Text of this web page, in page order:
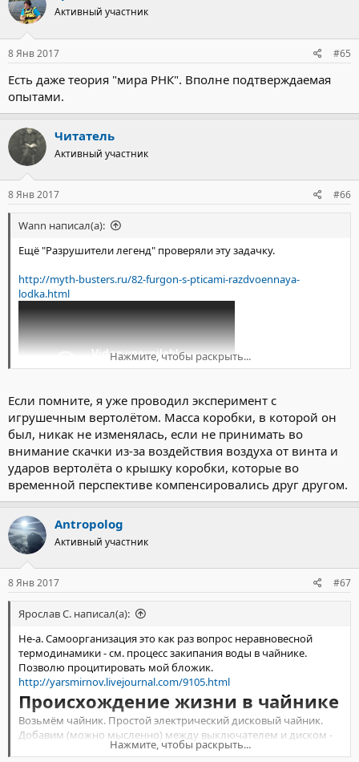
Активный участник
8 Янв 2017 #65
Есть даже теория "мира РНК". Вполне подтверждаемая
опытами.
Читатель
Активный участник
8 Янв 2017 #66
Wann написал(а):
Ещё "Разрушители легенд" проверяли эту задачку.
http://myth-busters.ru/82-furgon-s-pticami-razdvoennaya-
lodka.html
Нажмите, чтобы раскрыть...
Если помните, я уже проводил эксперимент с
игрушечным вертолётом. Масса коробки, в которой он
был, никак не изменялась, если не принимать во
внимание скачки из-за воздействия воздуха от винта и
ударов вертолёта о крышку коробки, которые во
временной перспективе компенсировались друг другом.
Antropolog
Активный участник
8 Янв 2017 #67
Ярослав С. написал(а):
Не-а. Самоорганизация это как раз вопрос неравновесной
термодинамики - см. процесс закипания воды в чайнике.
Позволю процитировать мой бложик.
http://yarsmirnov.livejournal.com/9105.html
Происхождение жизни в чайнике
Возьмём чайник. Простой электрический дисковый чайник.
Добавим (можно мысленно) между выключателем и диском -
реостат, дабы регулировать количество тепла, которое будет
Нажмите, чтобы раскрыть...